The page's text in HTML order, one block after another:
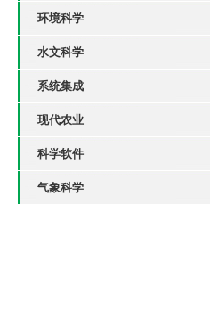
环境科学
水文科学
系统集成
现代农业
科学软件
气象科学